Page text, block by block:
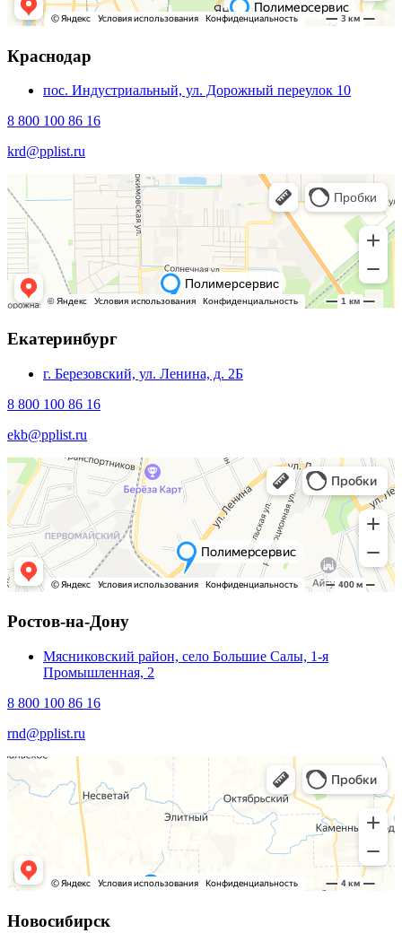
Краснодар
пос. Индустриальный, ул. Дорожный переулок 10
8 800 100 86 16
krd@pplist.ru
Екатеринбург
г. Березовский, ул. Ленина, д. 2Б
8 800 100 86 16
ekb@pplist.ru
Ростов-на-Дону
Мясниковский район, село Большие Салы, 1-я
Промышленная, 2
8 800 100 86 16
rnd@pplist.ru
Новосибирск